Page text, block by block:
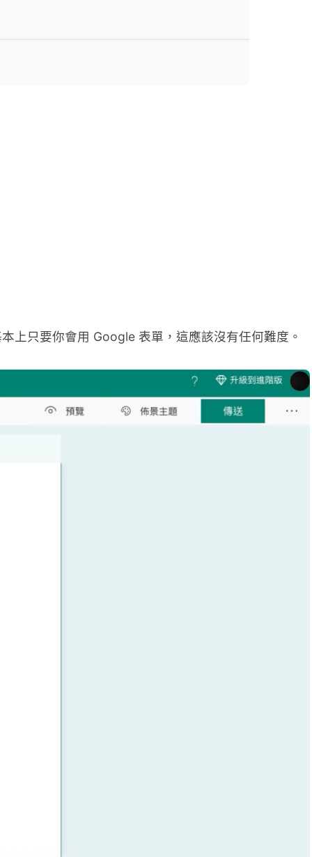
上只要你會用 Google 表單，這應該沒有任何難度。